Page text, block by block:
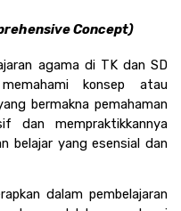
Concept)
agama di TK dan SD
bermakna pemahaman
dan mempraktikkannya
belajar yang esensial dan
dalam pembelajaran